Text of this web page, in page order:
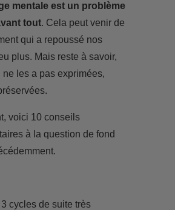
mentale est un problème
tout. Cela peut venir de
qui a repoussé nos
plus. Mais reste à savoir,
ne les a pas exprimées,
voici 10 conseils
à la question de fond
cycles de suite très